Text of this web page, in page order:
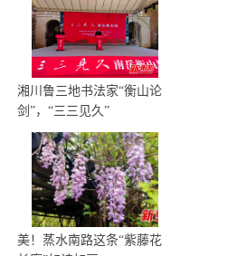
湘川鲁三地书法家“衡山论
剑”，“三三见久”
美！蒸水南路这条“紫藤花